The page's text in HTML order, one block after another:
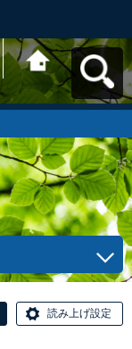
ふなばし市民力
発見サイトへ戻
る
読み上げ設定